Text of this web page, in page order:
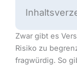
Zwar gibt es
Risiko zu
fragwürdig. So